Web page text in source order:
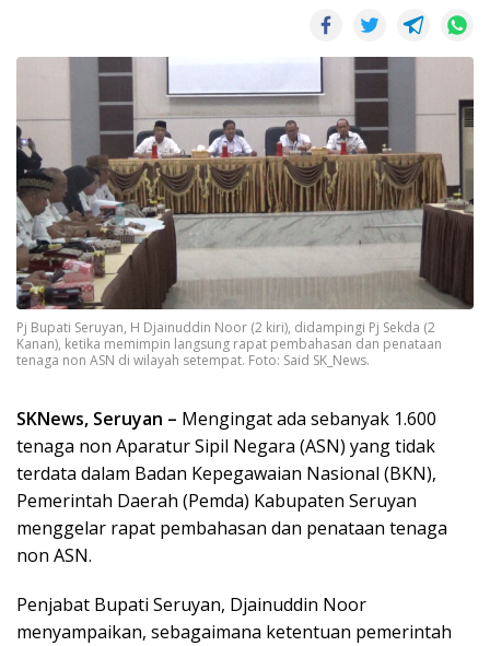
Pj Bupati Seruyan, H Djainuddin Noor (2 kiri), didampingi Pj Sekda (2
Kanan), ketika memimpin langsung rapat pembahasan dan penataan
tenaga non ASN di wilayah setempat. Foto: Said SK_News.
SKNews, Seruyan – Mengingat ada sebanyak 1.600
tenaga non Aparatur Sipil Negara (ASN) yang tidak
terdata dalam Badan Kepegawaian Nasional (BKN),
Pemerintah Daerah (Pemda) Kabupaten Seruyan
menggelar rapat pembahasan dan penataan tenaga
non ASN.
Penjabat Bupati Seruyan, Djainuddin Noor
menyampaikan, sebagaimana ketentuan pemerintah